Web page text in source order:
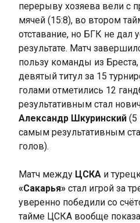
перерыву хозяева вели с
мячей (15:8), во втором
отставание, но БГК не дал
результате. Матч
пользу команды из
девятый титул за 15
голами отметились 12
результативным стал
Александр Шкуринский (5
самым результативным
голов).
Матч между ЦСКА и
«Сакарья» стал игрой за
уверенно победили со
тайме ЦСКА вообще